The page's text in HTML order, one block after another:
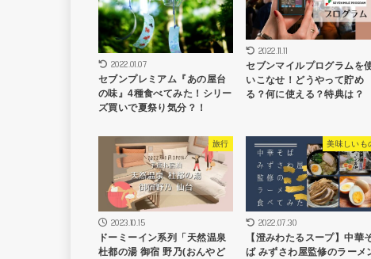
2022.01.07
セブンプレミアム『あの屋台
の味』4種食べてみた！シリー
ズ買いで夏祭り気分？！
2022.11.11
セブンマイルプログラムを
いこなせ！どうやって貯め
る？何に使える？特典は？
旅行
2023.10.15
ドーミーイン系列「天然温泉
杜都の湯 御宿 野乃(おんやど
美味しいも
2022.07.30
【澄みわたるスープ】中華
ば みずさわ屋監修のラーメ